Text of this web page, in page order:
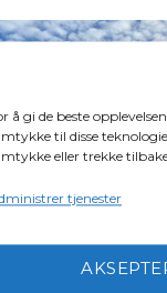
å gi de beste
til disse
eller trekke
tjenester